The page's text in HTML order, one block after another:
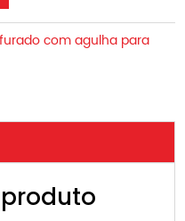
com agulha para